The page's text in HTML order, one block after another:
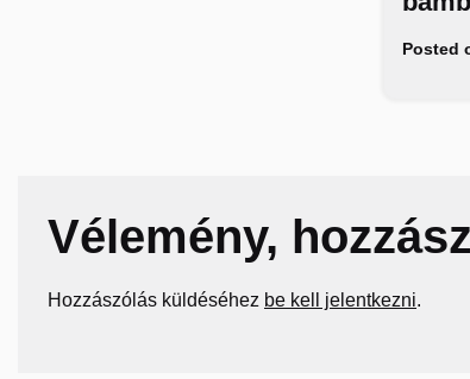
Posted
Vélemény,
Hozzászólás küldéséhez be kell jelentkezni.